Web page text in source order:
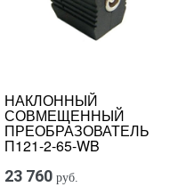
НАКЛОННЫЙ
СОВМЕЩЕННЫЙ
ПРЕОБРАЗОВАТЕЛЬ
П121-2-65-WB
23 760 руб.